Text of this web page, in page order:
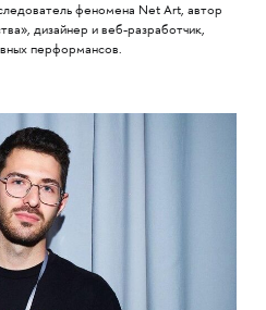
феномена Net Art, автор
дизайнер и веб-разработчик,
перформансов.